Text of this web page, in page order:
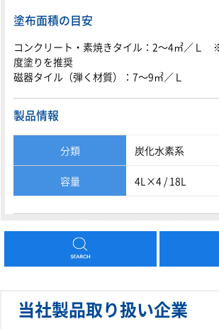
塗布面積の目安
コンクリート・素焼きタイル：2～4㎡／Ｌ
度塗りを推奨
磁器タイル（弾く材質）：7～9㎡／Ｌ
製品情報
分類 炭化水素系
容量 4L×4 / 18L
当社製品取り扱い企業